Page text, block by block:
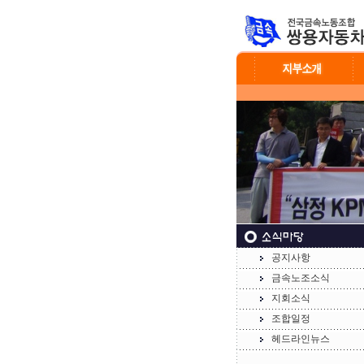
공지사항
금속노조소식
지회소식
조합일정
헤드라인뉴스